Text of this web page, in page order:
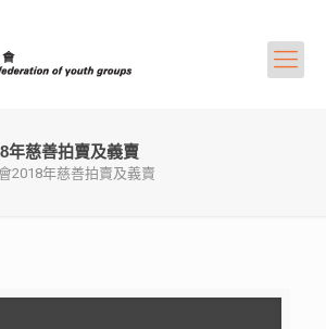
年慈善拍賣及義賣
2018年慈善拍賣及義賣